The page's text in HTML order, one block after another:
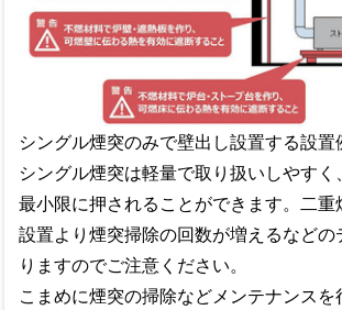
シングル煙突のみで壁出し設置する設置
シングル煙突は軽量で取り扱いしやすく
最小限に押されることができます。二重
設置より煙突掃除の回数が増えるなどの
りますのでご注意ください。
こまめに煙突の掃除などメンテナンスを